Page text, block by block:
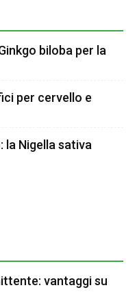
biloba per la
per cervello e
Nigella sativa
vantaggi su